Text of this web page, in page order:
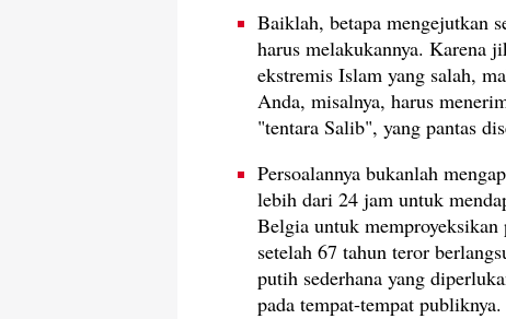
Baiklah, betapa mengejutkan
harus melakukannya. Karena
ekstremis Islam yang salah,
Anda, misalnya, harus
"tentara Salib", yang pantas
Persoalannya bukanlah
lebih dari 24 jam untuk
Belgia untuk memproyeksikan
setelah 67 tahun teror
putih sederhana yang
pada tempat-tempat publiknya.